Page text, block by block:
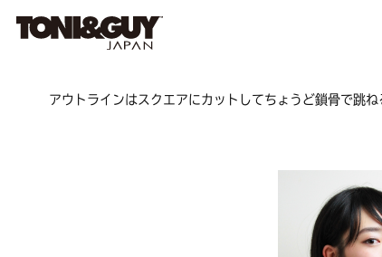
アウトラインはスクエアにカットしてちょうど鎖骨で跳